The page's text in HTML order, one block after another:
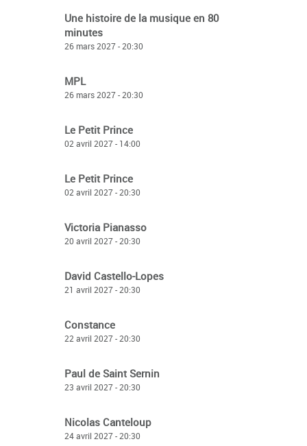
Une histoire de la musique en 80
minutes
26 mars 2027 - 20:30
MPL
26 mars 2027 - 20:30
Le Petit Prince
02 avril 2027 - 14:00
Le Petit Prince
02 avril 2027 - 20:30
Victoria Pianasso
20 avril 2027 - 20:30
David Castello-Lopes
21 avril 2027 - 20:30
Constance
22 avril 2027 - 20:30
Paul de Saint Sernin
23 avril 2027 - 20:30
Nicolas Canteloup
24 avril 2027 - 20:30